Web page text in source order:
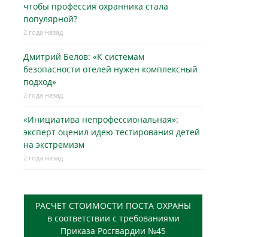
чтобы профессия охранника стала
популярной?
2 года назад
Дмитрий Белов: «К системам
безопасности отелей нужен комплексный
подход»
2 года назад
«Инициатива непрофессиональная»:
эксперт оценил идею тестирования детей
на экстремизм
2 года назад
РАСЧЕТ СТОИМОСТИ ПОСТА ОХРАНЫ
в соответствии с требованиями
Приказа Росгвардии №45